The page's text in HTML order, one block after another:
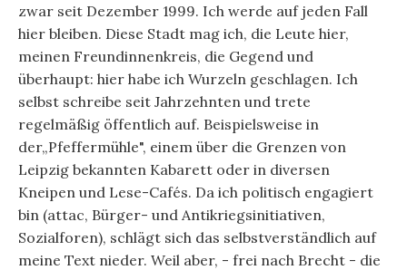
zwar seit Dezember 1999. Ich werde auf jeden Fall
hier bleiben. Diese Stadt mag ich, die Leute hier,
meinen Freundinnenkreis, die Gegend und
überhaupt: hier habe ich Wurzeln geschlagen. Ich
selbst schreibe seit Jahrzehnten und trete
regelmäßig öffentlich auf. Beispielsweise in
der„Pfeffermühle", einem über die Grenzen von
Leipzig bekannten Kabarett oder in diversen
Kneipen und Lese-Cafés. Da ich politisch engagiert
bin (attac, Bürger- und Antikriegsinitiativen,
Sozialforen), schlägt sich das selbstverständlich auf
meine Text nieder. Weil aber, - frei nach Brecht - die